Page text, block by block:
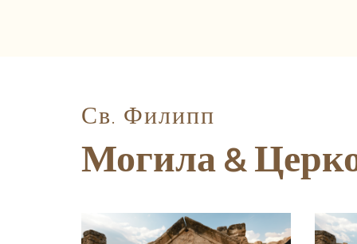
Св. Филипп
Могила &